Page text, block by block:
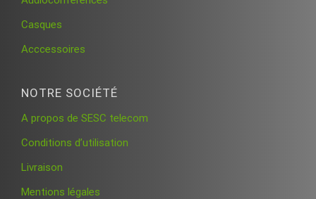
Casques
Acccessoires
NOTRE SOCIÉTÉ
A propos de SESC telecom
Conditions d’utilisation
Livraison
Mentions légales